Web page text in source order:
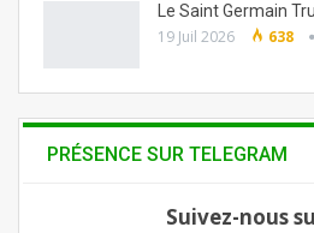
Le Saint Germain
19 Juil 2026 638
PRÉSENCE SUR TELEGRAM
Suivez-nous